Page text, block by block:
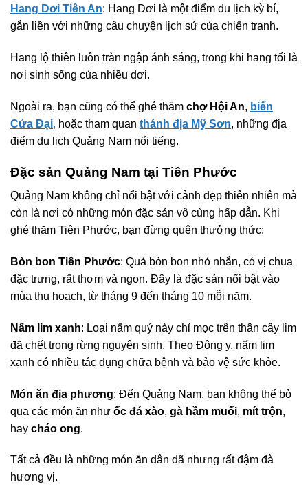
Hang Dơi Tiên An: Hang Dơi là một điểm du lịch kỳ bí,
gắn liền với những câu chuyện lịch sử của chiến tranh.
Hang lộ thiên luôn tràn ngập ánh sáng, trong khi hang tối là
nơi sinh sống của nhiều dơi.
Ngoài ra, bạn cũng có thể ghé thăm chợ Hội An, biển
Cửa Đại, hoặc tham quan thánh địa Mỹ Sơn, những địa
điểm du lịch Quảng Nam nổi tiếng.
Đặc sản Quảng Nam tại Tiên Phước
Quảng Nam không chỉ nổi bật với cảnh đẹp thiên nhiên mà
còn là nơi có những món đặc sản vô cùng hấp dẫn. Khi
ghé thăm Tiên Phước, bạn đừng quên thưởng thức:
Bòn bon Tiên Phước: Quả bòn bon nhỏ nhắn, có vị chua
đặc trưng, rất thơm và ngon. Đây là đặc sản nổi bật vào
mùa thu hoạch, từ tháng 9 đến tháng 10 mỗi năm.
Nấm lim xanh: Loại nấm quý này chỉ mọc trên thân cây lim
đã chết trong rừng nguyên sinh. Theo Đông y, nấm lim
xanh có nhiều tác dụng chữa bệnh và bảo vệ sức khỏe.
Món ăn địa phương: Đến Quảng Nam, bạn không thể bỏ
qua các món ăn như ốc đá xào, gà hầm muối, mít trộn,
hay cháo ong.
Tất cả đều là những món ăn dân dã nhưng rất đậm đà
hương vị.